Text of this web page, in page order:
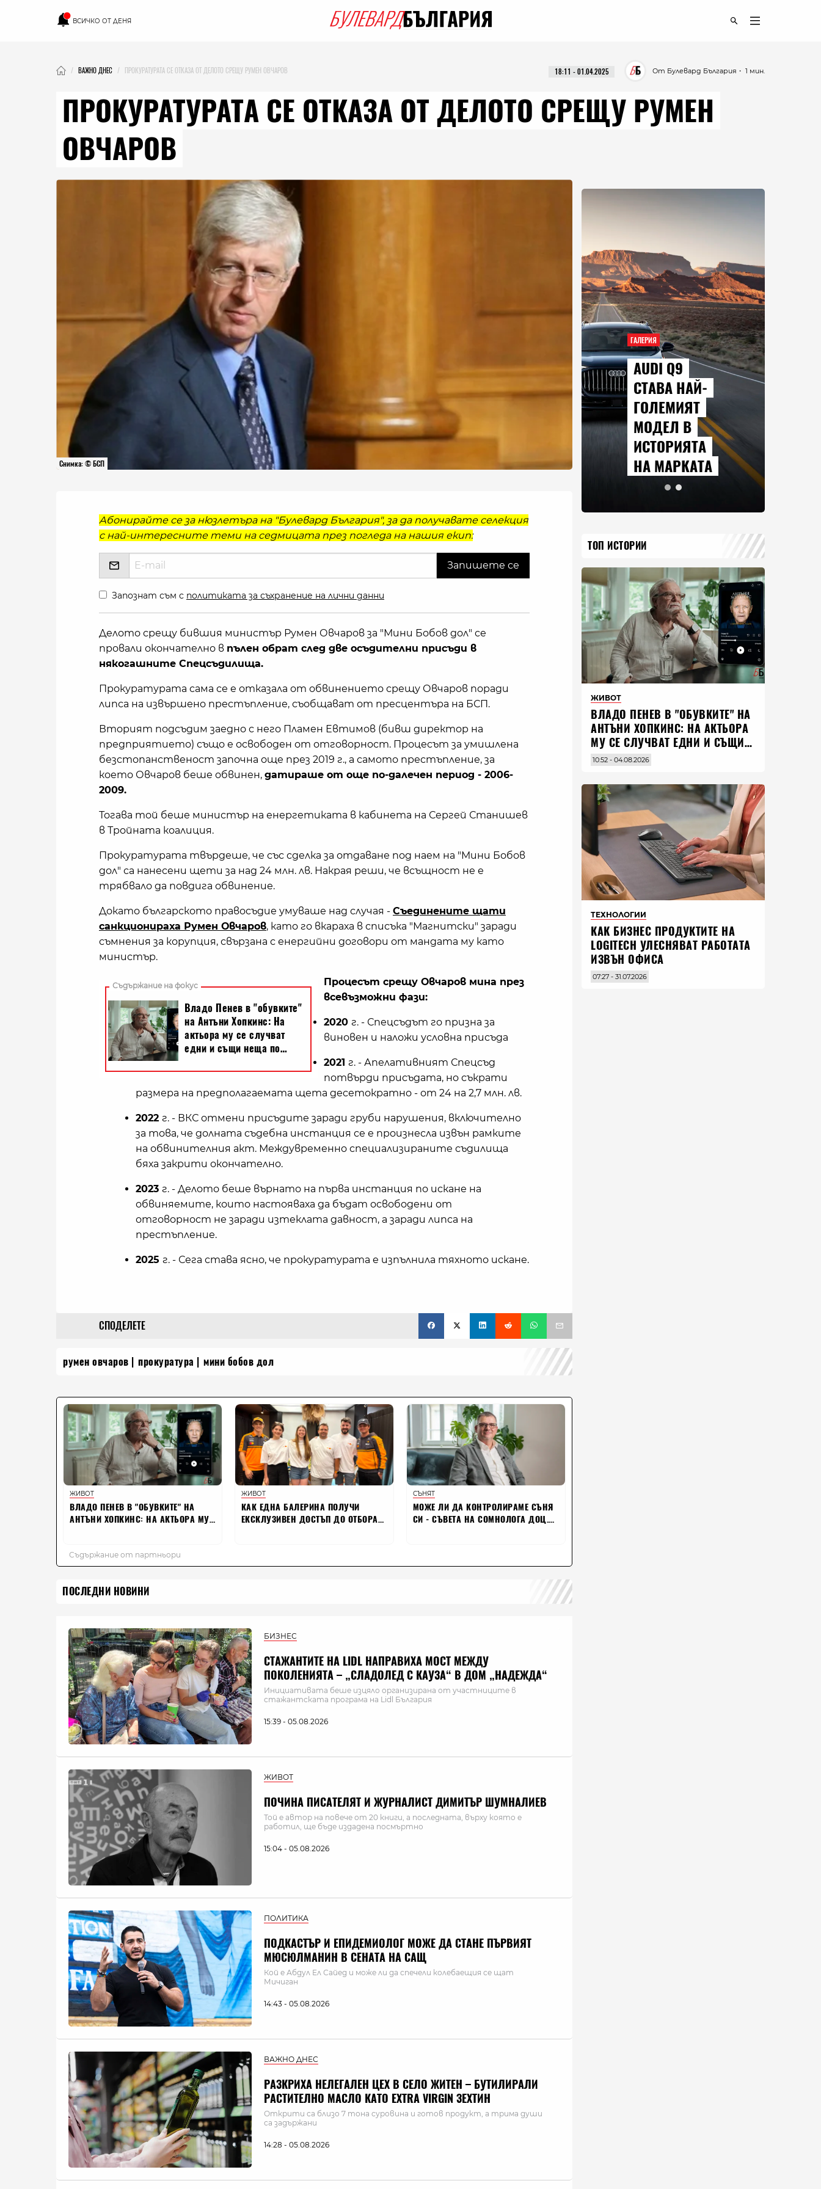
ВСИЧКО ОТ ДЕНЯ
ВАЖНО ДНЕС ПРОКУРАТУРАТА СЕ ОТКАЗА ОТ ДЕЛОТО СРЕЩУ РУМЕН ОВЧАРОВ ・ 1 мин.
От Булевард България
18:11 - 01.04.2025
ПРОКУРАТУРАТА СЕ ОТКАЗА ОТ ДЕЛОТО СРЕЩУ РУМЕН
ОВЧАРОВ
Снимка: © БСП
Абонирайте се за нюзлетъра на "Булевард България", за да получавате селекция
с най-интересните теми на седмицата през погледа на нашия екип:
Запознат съм с политиката за съхранение на лични данни
Делото срещу бившия министър Румен Овчаров за "Мини Бобов дол" се
провали окончателно в пълен обрат след две осъдителни присъди в
някогашните Спецсъдилища.
Прокуратурата сама се е отказала от обвинението срещу Овчаров поради
липса на извършено престъпление, съобщават от пресцентъра на БСП.
Вторият подсъдим заедно с него Пламен Евтимов (бивш директор на
предприятието) също е освободен от отговорност. Процесът за умишлена
безстопанственост започна още през 2019 г., а самото престъпление, за
което Овчаров беше обвинен, датираше от още по-далечен период - 2006-
2009.
Тогава той беше министър на енергетиката в кабинета на Сергей Станишев
в Тройната коалиция.
Прокуратурата твърдеше, че със сделка за отдаване под наем на "Мини Бобов
дол" са нанесени щети за над 24 млн. лв. Накрая реши, че всъщност не е
трябвало да повдига обвинение.
Докато българското правосъдие умуваше над случая - Съединените щати
санкционираха Румен Овчаров, като го вкараха в списъка "Магнитски" заради
съмнения за корупция, свързана с енергийни договори от мандата му като
министър.
Процесът срещу Овчаров мина през
всевъзможни фази:
2020 г. - Спецсъдът го призна за
виновен и наложи условна присъда
2021 г. - Апелативният Спецсъд
потвърди присъдата, но съкрати
размера на предполагаемата щета десетократно - от 24 на 2,7 млн. лв.
2022 г. - ВКС отмени присъдите заради груби нарушения, включително
за това, че долната съдебна инстанция се е произнесла извън рамките
на обвинителния акт. Междувременно специализираните съдилища
бяха закрити окончателно.
2023 г. - Делото беше върнато на първа инстанция по искане на
обвиняемите, които настояваха да бъдат освободени от
отговорност не заради изтеклата давност, а заради липса на
престъпление.
2025 г. - Сега става ясно, че прокуратурата е изпълнила тяхното искане.
СПОДЕЛЕТЕ
румен овчаров прокуратура мини бобов дол
ПОСЛЕДНИ НОВИНИ
БИЗНЕС
СТАЖАНТИТЕ НА LIDL НАПРАВИХА МОСТ МЕЖДУ
ПОКОЛЕНИЯТА – „СЛАДОЛЕД С КАУЗА“ В ДОМ „НАДЕЖДА“
Инициативата беше изцяло организирана от участниците в
стажантската програма на Lidl България
15:39 - 05.08.2026
ЖИВОТ
ПОЧИНА ПИСАТЕЛЯТ И ЖУРНАЛИСТ ДИМИТЪР ШУМНАЛИЕВ
Той е автор на повече от 20 книги, а последната, върху която е
работил, ще бъде издадена посмъртно
15:04 - 05.08.2026
ПОЛИТИКА
ПОДКАСТЪР И ЕПИДЕМИОЛОГ МОЖЕ ДА СТАНЕ ПЪРВИЯТ
МЮСЮЛМАНИН В СЕНАТА НА САЩ
Кой е Абдул Ел Сайед и може ли да спечели колебаещия се щат
Мичиган
14:43 - 05.08.2026
ВАЖНО ДНЕС
РАЗКРИХА НЕЛЕГАЛЕН ЦЕХ В СЕЛО ЖИТЕН – БУТИЛИРАЛИ
РАСТИТЕЛНО МАСЛО КАТО EXTRA VIRGIN ЗЕХТИН
Открити са близо 7 тона суровина и готов продукт, а трима души
са задържани
14:28 - 05.08.2026
ГАЛЕРИЯ
AUDI Q9
СТАВА НАЙ-
ГОЛЕМИЯТ
МОДЕЛ В
ИСТОРИЯТА
НА МАРКАТА
ТОП ИСТОРИИ
ЖИВОТ
ВЛАДO ПЕНЕВ В "ОБУВКИТЕ" НА
АНТЪНИ ХОПКИНС: НА АКТЬОРА
МУ СЕ СЛУЧВАТ ЕДНИ И СЪЩИ
НЕЩА ПО ЦЕЛИЯ СВЯТ
10:52 - 04.08.2026
ТЕХНОЛОГИИ
КАК БИЗНЕС ПРОДУКТИТЕ НА
LOGITECH УЛЕСНЯВАТ РАБОТАТА
ИЗВЪН ОФИСА
07:27 - 31.07.2026